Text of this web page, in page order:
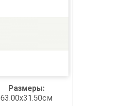
Размеры:
63.00x31.50см